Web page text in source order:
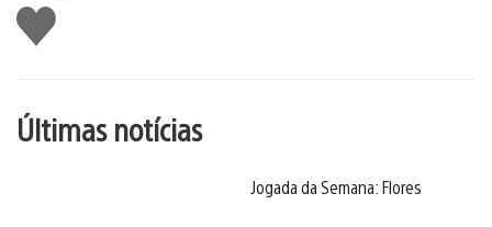
Curtir
Últimas notícias
Jogada da Semana: Flores